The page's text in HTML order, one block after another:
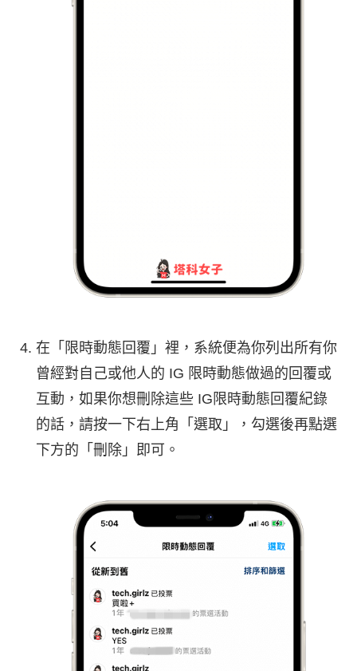
在「限時動態回覆」裡，系統便為你列出所有你
曾經對自己或他人的 IG 限時動態做過的回覆或
互動，如果你想刪除這些 IG限時動態回覆紀錄
的話，請按一下右上角「選取」，勾選後再點選
下方的「刪除」即可。